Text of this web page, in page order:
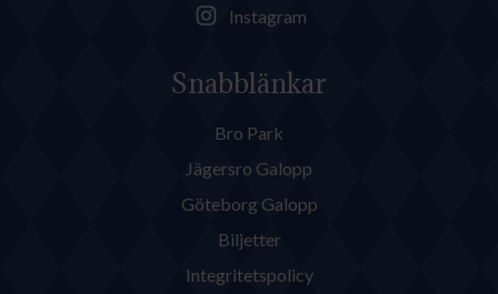
Instagram
Snabblänkar
Bro Park
Jägersro Galopp
Göteborg Galopp
Biljetter
Integritetspolicy